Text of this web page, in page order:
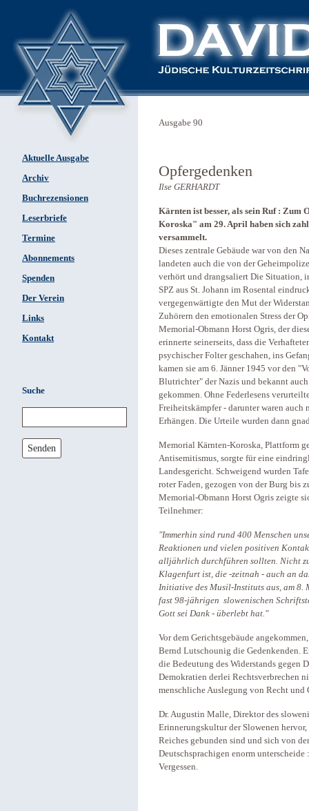
Aktuelle Ausgabe
Archiv
Buchrezensionen
Leserbriefe
Termine
Abonnements
Spenden
Der Verein
Links
Kontakt
Suche
Senden
Ausgabe 90
Opfergedenken
Ilse GERHARDT
Kärnten ist besser, als sein Ruf : Zum
Koroska" am 29. April haben sich
versammelt.
Dieses zentrale Gebäude war von den
landeten auch die von der
verhört und drangsaliert Die Situation,
SPZ aus St. Johann im Rosental
vergegenwärtigte den Mut der
Zuhörern den emotionalen Stress der
Memorial-Obmann Horst Ogris, der
erinnerte seinerseits, dass die
psychischer Folter geschahen, ins
kamen sie am 6. Jänner 1945 vor den
Blutrichter" der Nazis und bekannt
gekommen. Ohne Federlesens
Freiheitskämpfer - darunter waren auch
Erhängen. Die Urteile wurden dann
Memorial Kärnten-Koroska, Plattform
Antisemitismus, sorgte für eine
Landesgericht. Schweigend wurden
roter Faden, gezogen von der Burg bis
Memorial-Obmann Horst Ogris zeigte
Teilnehmer:
"Immerhin sind rund 400 Menschen
Reaktionen und vielen positiven
alljährlich durchführen sollten. Nicht
Klagenfurt ist, die -zeitnah - auch an
Initiative des Musil-Instituts aus, am 8.
fast 98-jährigen slowenischen
Gott sei Dank - überlebt hat."
Vor dem Gerichtsgebäude
Bernd Lutschounig die Gedenkenden.
die Bedeutung des Widerstands gegen
Demokratien derlei Rechtsverbrechen
menschliche Auslegung von Recht und
Dr. Augustin Malle, Direktor des
Erinnerungskultur der Slowenen
Reiches gebunden sind und sich von
Deutschsprachigen enorm
Vergessen.